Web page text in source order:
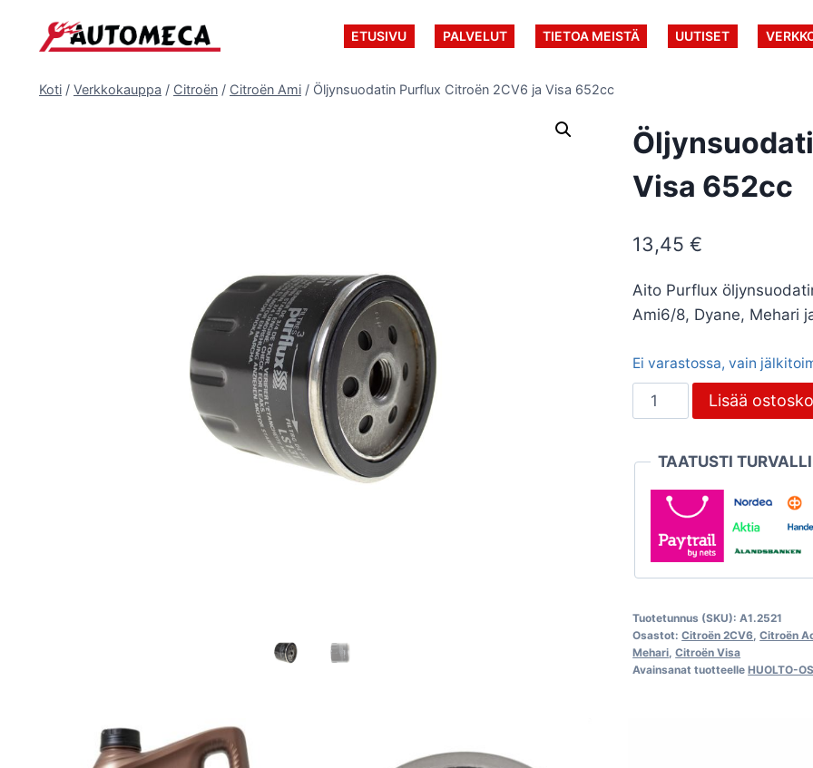
sisältöön
ETUSIVU PALVELUT TIETOA MEISTÄ UUTISET
Koti / Verkkokauppa / Citroën / Citroën Ami / Öljynsuodatin Purflux Citroën 2CV6 ja Visa 652cc
Visa 652cc
13,45€
Aito Purflux
Ami6/8, Dyane, Mehari
Ei varastossa, vain
Öljynsuodatin
Purflux
2CV6
652cc
määrä
Lisää
TAATUSTI
Tuotetunnus (SKU):A1.2521
Osastot:Citroën 2CV6 ,Citroën
Mehari ,Citroën Visa
Avainsanat tuotteelleHUOLTO-